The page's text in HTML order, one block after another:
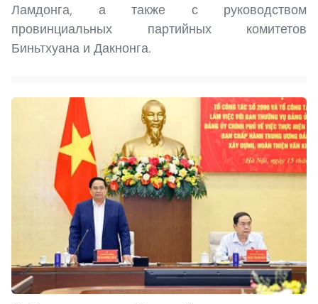
Ламдонга, а также с руководством
провинциальных партийных комитетов
Биньтхуана и Дакнонга.